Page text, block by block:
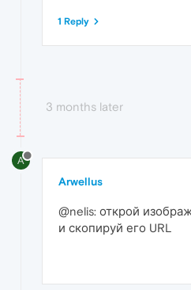
1 Reply
3 months later
A
Arwellus
@nelis: открой
и скопируй его URL